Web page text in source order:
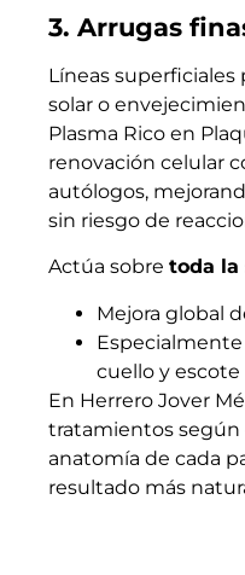
3. Arrugas
Líneas
solar o
Plasma Rico en
renovación celular
autólogos,
sin riesgo de
Actúa sobre toda la
Mejora global
cuello y escote
En Herrero Jover
tratamientos según
anatomía de cada
resultado más